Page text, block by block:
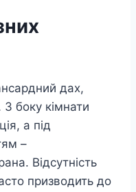
дах,
З боку кімнати
а під
–
Відсутність
призводить до